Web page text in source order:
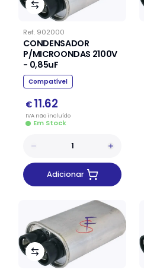
Ref. 902000
CONDENSADOR
P/MICROONDAS 2100V
- 0,85uF
Compatível
€ 11.62
IVA nãoincluído
Em Stock
Adicionar